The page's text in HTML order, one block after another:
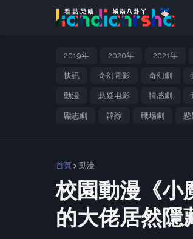
2019年 2020年 2021年
快訊 奇幻電影 奇幻劇
動漫 悬疑电影 情感劇
勵志劇 韓綜 職場劇 懸
首頁 動漫
校園動漫《小
的大佬居然隱